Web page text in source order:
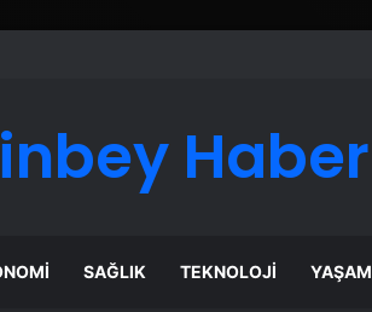
Haber
SAĞLIK TEKNOLOJI YAŞAM